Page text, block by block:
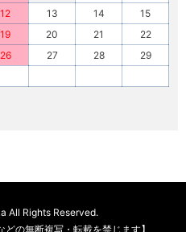
12 13 14
15
19 20 21
22
26 27 28
29
All Rights Reserved.
どの無断複写・転載を禁じます】